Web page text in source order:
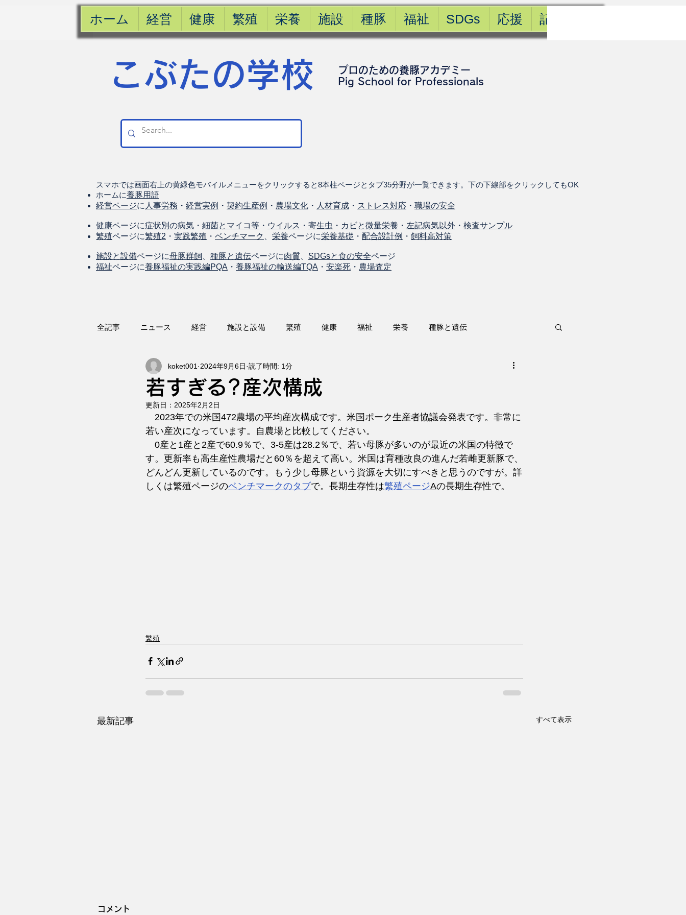
ホーム 経営 健康 繁殖 栄養 施設 種豚 福祉 SDGs 応援 記事一覧
​こぶたの学校
プロのための養豚アカデミー
​Pig School for Professionals
スマホでは画面右上の黄緑色モバイルメニューをクリックすると8本柱ページとタブ35分野が一覧できます。下の下線部をクリックしてもOK
ホームに養豚用語
経営ページに 人事労務 ・ 経営実例 ・ 契約生産例 ・ 農場文化 ・ 人材育成 ・ ストレス対応 ・ 職場の安全
健康ページに症状別の病気 ・ 細菌とマイコ等 ・ ウイルス ・ 寄生虫 ・ カビと微量栄養 ・ 左記病気以外 ・ 検査サンプル
繁殖ページに繁殖2 ・ 実践繁殖 ・ ベンチマーク 栄養ページに栄養基礎 ・ 配合設計例 ・ 飼料高対策
施設と設備ページに母豚群飼 種豚と遺伝ページに肉質 SDGsと食の安全ページ
福祉ページに養豚福祉の実践編PQA ・ 養豚福祉の輸送編TQA ・ 安楽死 ・ 農場査定
全記事 ニュース 経営 施設と設備 繁殖 健康 福祉 栄養 種豚と遺伝
若すぎる?産次構成
koket001 2024年9月6日 読了時間: 1分
更新日： 2025年2月2日
2023年での米国472農場の平均産次構成です。米国ポーク生産者協議会発表です。非常に
若い産次になっています。自農場と比較してください。
0産と1産と2産で60.9％で、3-5産は28.2％で、若い母豚が多いのが最近の米国の特徴で
す。更新率も高生産性農場だと60％を超えて高い。米国は育種改良の進んだ若雌更新豚で、
どんどん更新しているのです。もう少し母豚という資源を大切にすべきと思うのですが。詳
しくは繁殖ページのベンチマークのタブで。長期生存性は繁殖ページAの長期生存性で。
繁殖
最新記事 すべて表示
コメント